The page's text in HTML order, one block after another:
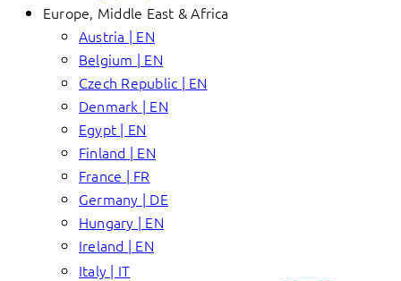
Europe, Middle East & Africa
Austria | EN
Belgium | EN
Czech Republic | EN
Denmark | EN
Egypt | EN
Finland | EN
France | FR
Germany | DE
Hungary | EN
Ireland | EN
Italy | IT